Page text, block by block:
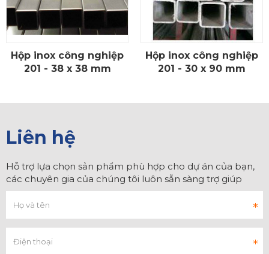
CHI TIẾT
Hộp inox công nghiệp
201 - 38 x 38 mm
CHI TIẾT
Hộp inox công nghiệp
201 - 30 x 90 mm
Liên hệ
Hỗ trợ lựa chọn sản phẩm phù hợp cho dự án của bạn,
các chuyên gia của chúng tôi luôn sẵn sàng trợ giúp